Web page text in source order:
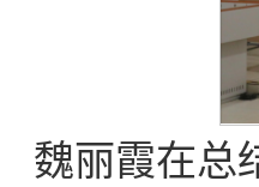
魏丽霞在总